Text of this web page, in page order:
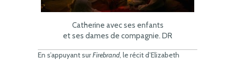
Catherine avec ses enfants
et ses dames de compagnie. DR
En s’appuyant surFirebrand, le récit d’Elizabeth